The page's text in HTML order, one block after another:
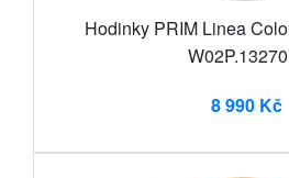
Hodinky PRIM Linea
8 990 Kč